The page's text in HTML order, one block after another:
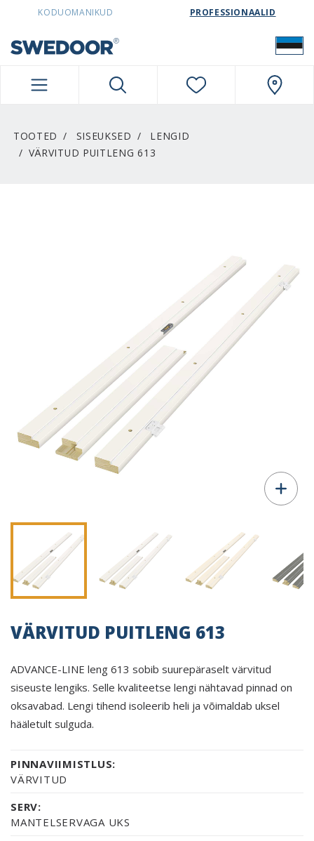
SWEDOORESTONIA NAVIGATION
KODUOMANIKUD PROFESSIONAALID
TOOTED SISEUKSED
LENGID
VÄRVITUD PUITLENG 613
VÄRVITUD PUITLENG 613
ADVANCE-LINE leng 613 sobib suurepäraselt värvitud
siseuste lengiks. Selle kvaliteetse lengi nähtavad pinnad on
oksavabad. Lengi tihend isoleerib heli ja võimaldab uksel
hääletult sulguda.
PINNAVIIMISTLUS:
VÄRVITUD
SERV:
MANTELSERVAGA UKS